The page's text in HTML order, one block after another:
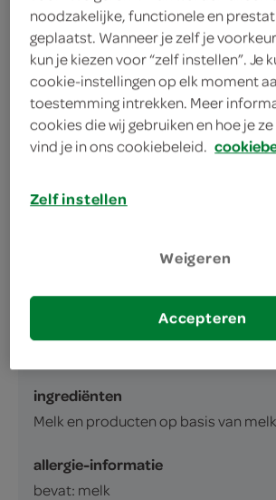
450 Gram
ingrediënten
Melk en producten op basis van
allergie-informatie
bevat: melk
noodzakelijke, functionele en
geplaatst. Wanneer je zelf je
kun je kiezen voor “zelf instellen”. Je
cookie-instellingen op elk moment
toestemming intrekken. Meer
cookies die wij gebruiken en hoe je
vind je in ons cookiebeleid.
Zelf instellen
Weigeren
Accepteren